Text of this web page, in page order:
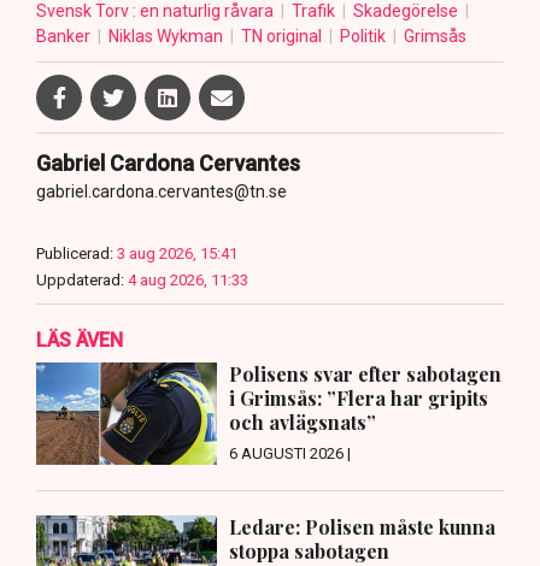
Svensk Torv : en naturlig råvara
Trafik
Skadegörelse
Banker
Niklas Wykman TN original Politik Grimsås
Gabriel Cardona Cervantes
gabriel.cardona.cervantes@tn.se
Publicerad: 3 aug 2026, 15:41
Uppdaterad: 4 aug 2026, 11:33
LÄS ÄVEN
Polisens svar efter sabotagen
i Grimsås: ”Flera har gripits
och avlägsnats”
6 AUGUSTI 2026 |
Ledare: Polisen måste kunna
stoppa sabotagen